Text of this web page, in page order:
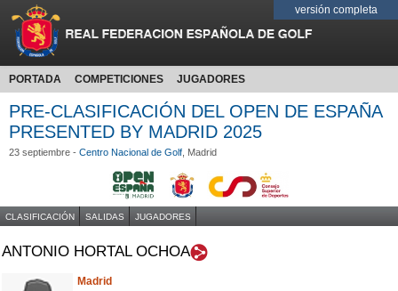
versión completa
PORTADA COMPETICIONES JUGADORES
PRE-CLASIFICACIÓN DEL OPEN DE ESPAÑA
PRESENTED BY MADRID 2025
23 septiembre - Centro Nacional de Golf , Madrid
CLASIFICACIÓN SALIDAS JUGADORES
ANTONIO HORTAL OCHOA
Madrid